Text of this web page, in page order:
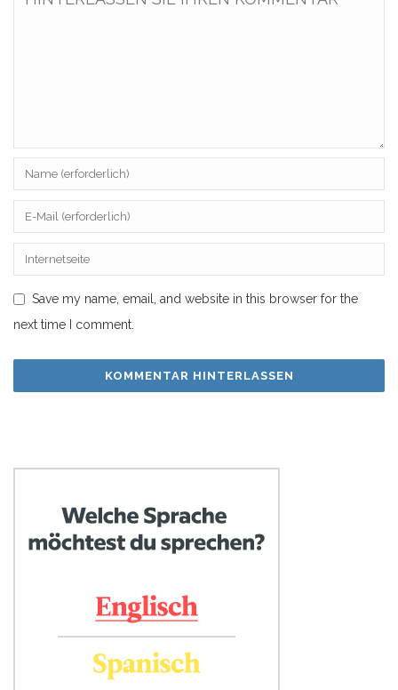
Save my name, email, and website in this browser for the
next time I comment.